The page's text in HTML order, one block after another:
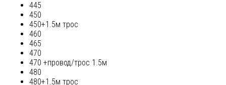
445
450
450+1.5м трос
460
465
470
470 +провод/трос 1.5м
480
480+1.5м трос